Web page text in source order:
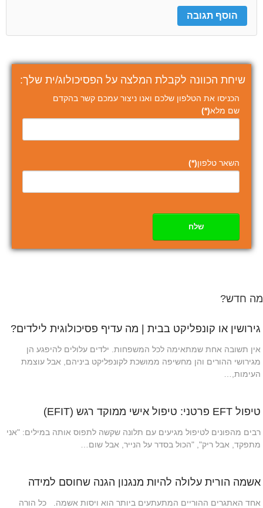
שיחת הכוונה לקבלת המלצה על הפסיכולוג/ית שלך:
הכניסו את הטלפון שלכם ואנו ניצור עמכם קשר בהקדם
שם מלא(*)
השאר טלפון(*)
שלח
מה חדש?
גירושין או קונפליקט בבית | מה עדיף פסיכולוגית לילדים?
אין תשובה אחת שמתאימה לכל המשפחות. ילדים עלולים להיפגע הן
מגירושי ההורים והן מחשיפה ממושכת לקונפליקט ביניהם, אבל עוצמת
העימות,…
טיפול EFT פרטני: טיפול אישי ממוקד רגש (EFIT)
רבים מהפונים לטיפול מגיעים עם תלונה שקשה לתפוס אותה במילים: "אני
מתפקד, אבל ריק", "הכול בסדר על הנייר, אבל שום…
אשמה הורית עלולה להיות מנגנון הגנה שחוסם למידה
אחד האתגרים ההוריים המתעתעים ביותר הוא ויסות אשמה. כל הורה